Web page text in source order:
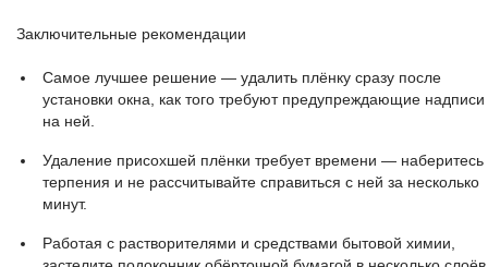
Заключительные рекомендации
Самое лучшее решение — удалить плёнку сразу после
установки окна, как того требуют предупреждающие надписи
на ней.
Удаление присохшей плёнки требует времени — наберитесь
терпения и не рассчитывайте справиться с ней за несколько
минут.
Работая с растворителями и средствами бытовой химии,